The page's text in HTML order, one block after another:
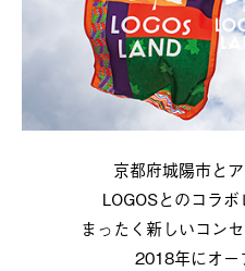
京都府城陽市と
LOGOSとのコラボ
まったく新しいコン
2018年にオー